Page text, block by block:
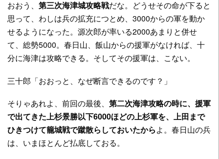
おおう、 第三次海津城攻略戦だな。どうせその命が下ると
思って、わしは兵の拡充につとめ、3000からの軍を動か
せるようになった。源次郎が率いる2000あまりと併せ
て、総勢5000。春日山、飯山からの援軍がなければ、十
分に海津は攻略できる。そしてその援軍は、こない。
三十郎「おおっと、なぜ断言できるのです？」
そりゃあれよ、前回の最後、 第二次海津攻略の時に、援軍
で出てきた上杉景勝以下6000ほどの上杉軍を、上田まで
ひきつけて籠城戦で蹴散らしておいたからよ。春日山の兵
は、いまほとんど払底しておる。